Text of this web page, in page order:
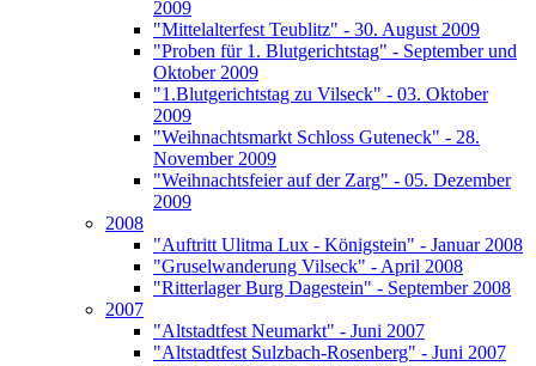
2009
"Mittelalterfest Teublitz" - 30. August 2009
"Proben für 1. Blutgerichtstag" - September und
Oktober 2009
"1.Blutgerichtstag zu Vilseck" - 03. Oktober
2009
"Weihnachtsmarkt Schloss Guteneck" - 28.
November 2009
"Weihnachtsfeier auf der Zarg" - 05. Dezember
2009
2008
"Auftritt Ulitma Lux - Königstein" - Januar 2008
"Gruselwanderung Vilseck" - April 2008
"Ritterlager Burg Dagestein" - September 2008
2007
"Altstadtfest Neumarkt" - Juni 2007
"Altstadtfest Sulzbach-Rosenberg" - Juni 2007